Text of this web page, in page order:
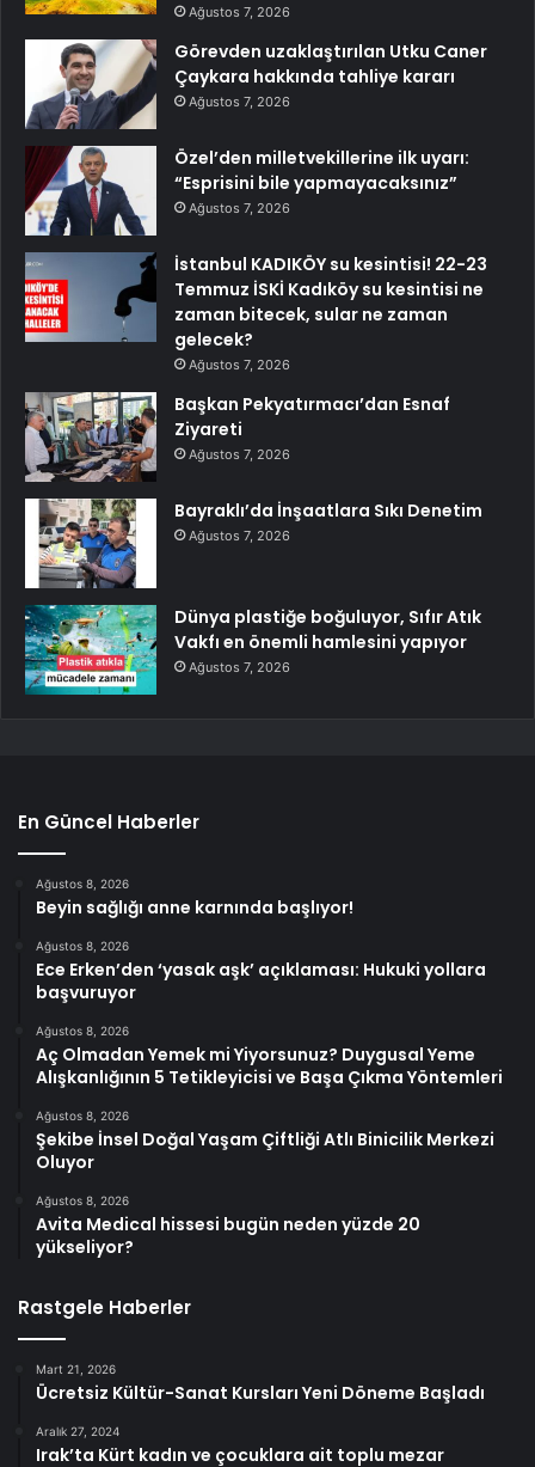
Ağustos 7, 2026
Görevden uzaklaştırılan Utku Caner
Çaykara hakkında tahliye kararı
Ağustos 7, 2026
Özel’den milletvekillerine ilk uyarı:
“Esprisini bile yapmayacaksınız”
Ağustos 7, 2026
İstanbul KADIKÖY su kesintisi! 22-23
Temmuz İSKİ Kadıköy su kesintisi ne
zaman bitecek, sular ne zaman
gelecek?
Ağustos 7, 2026
Başkan Pekyatırmacı’dan Esnaf
Ziyareti
Ağustos 7, 2026
Bayraklı’da İnşaatlara Sıkı Denetim
Ağustos 7, 2026
Dünya plastiğe boğuluyor, Sıfır Atık
Vakfı en önemli hamlesini yapıyor
Ağustos 7, 2026
En Güncel Haberler
Ağustos 8, 2026
Beyin sağlığı anne karnında başlıyor!
Ağustos 8, 2026
Ece Erken’den ‘yasak aşk’ açıklaması: Hukuki yollara
başvuruyor
Ağustos 8, 2026
Aç Olmadan Yemek mi Yiyorsunuz? Duygusal Yeme
Alışkanlığının 5 Tetikleyicisi ve Başa Çıkma Yöntemleri
Ağustos 8, 2026
Şekibe İnsel Doğal Yaşam Çiftliği Atlı Binicilik Merkezi
Oluyor
Ağustos 8, 2026
Avita Medical hissesi bugün neden yüzde 20
yükseliyor?
Rastgele Haberler
Mart 21, 2026
Ücretsiz Kültür-Sanat Kursları Yeni Döneme Başladı
Aralık 27, 2024
Irak’ta Kürt kadın ve çocuklara ait toplu mezar